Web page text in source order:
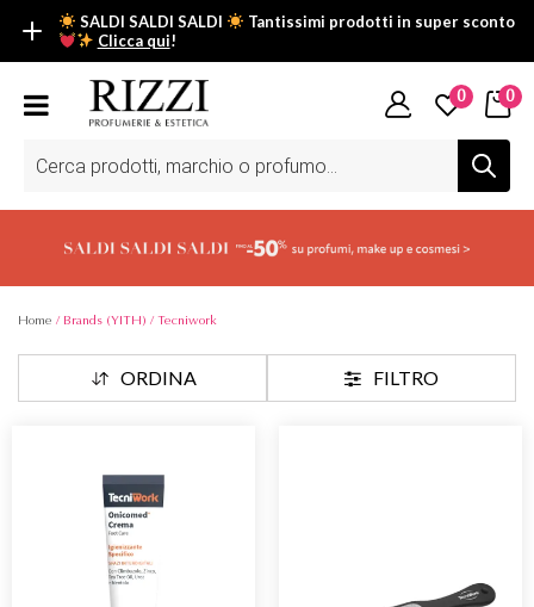
SALDI SALDI SALDI
Tantissimi prodotti in super sconto
Clicca qui!
SALDI SALDI SALDI
Fino al -50% su tantissimi prodotti beauty nella sezione saldi: il
Scopri tutti i prodotti in super saldo!Clicca qui
prodotti
0 0
Home / Brands (YITH) / Tecniwork
ORDINA FILTRO